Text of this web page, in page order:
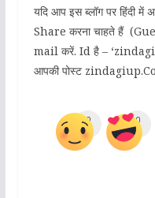
यदि आप इस ब्लॉग पर हिंदी में
Share करना चाहते हैं
mail करें. Id है –
आपकी पोस्ट
0 0